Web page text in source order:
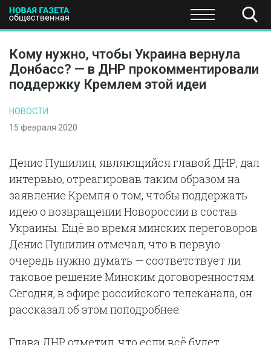
ПОЛИТИКА ЭКОНОМИКА НАУКА И
Кому нужно, чтобы Украина вернула
Донбасс? — в ДНР прокомментировали
поддержку Кремлем этой идеи
НОВОСТИ
15 февраля 2020
Денис Пушилин, являющийся главой ДНР, дал
интервью, отреагировав таким образом на
заявление Кремля о том, чтобы поддержать
идею о возвращении Новороссии в состав
Украины. Ещё во время минских переговоров
Денис Пушилин отмечал, что в первую
очередь нужно думать — соответствует ли
таковое решение Минским договоренностям.
Сегодня, в эфире российского телеканала, он
рассказал об этом поподробнее.
Глава ДНР отметил, что если всё будет